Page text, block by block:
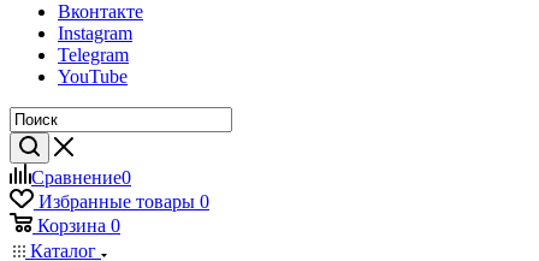
Вконтакте
Instagram
Telegram
YouTube
Сравнение0
Избранные товары 0
Корзина 0
Каталог